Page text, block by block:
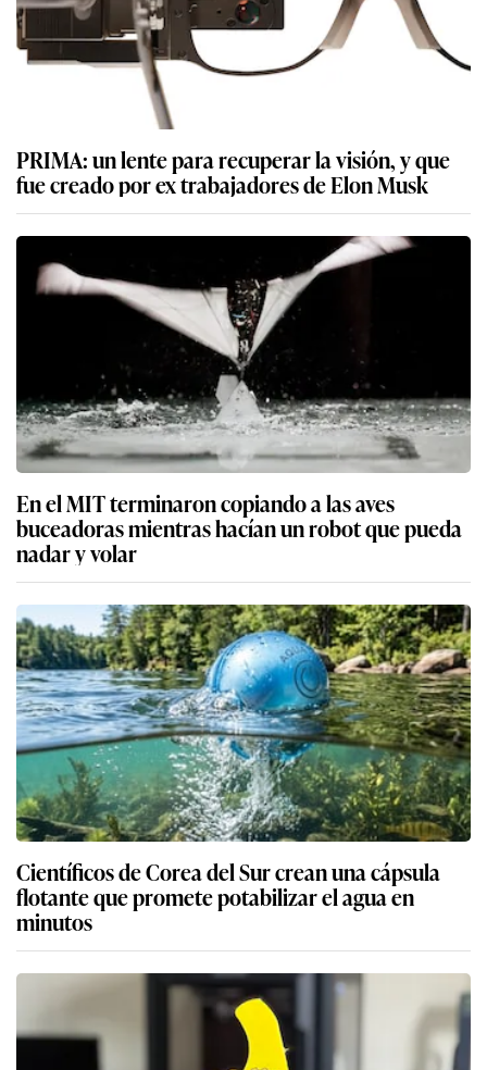
PRIMA: un lente para recuperar la visión, y que
fue creado por ex trabajadores de Elon Musk
En el MIT terminaron copiando a las aves
buceadoras mientras hacían un robot que pueda
nadar y volar
Científicos de Corea del Sur crean una cápsula
flotante que promete potabilizar el agua en
minutos